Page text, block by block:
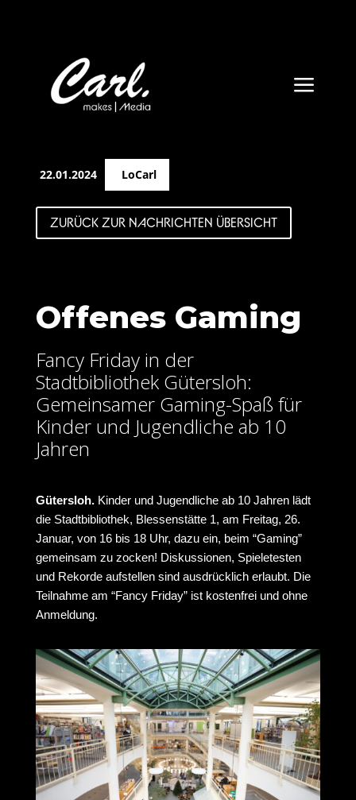
a
22.01.2024 LoCarl
ZURÜCK ZUR NACHRICHTEN ÜBERSICHT
Offenes Gaming
Fancy Friday in der
Stadtbibliothek Gütersloh:
Gemeinsamer Gaming-Spaß für
Kinder und Jugendliche ab 10
Jahren
Gütersloh. Kinder und Jugendliche ab 10 Jahren lädt
die Stadtbibliothek, Blessenstätte 1, am Freitag, 26.
Januar, von 16 bis 18 Uhr, dazu ein, beim “Gaming”
gemeinsam zu zocken! Diskussionen, Spieletesten
und Rekorde aufstellen sind ausdrücklich erlaubt. Die
Teilnahme am “Fancy Friday” ist kostenfrei und ohne
Anmeldung.